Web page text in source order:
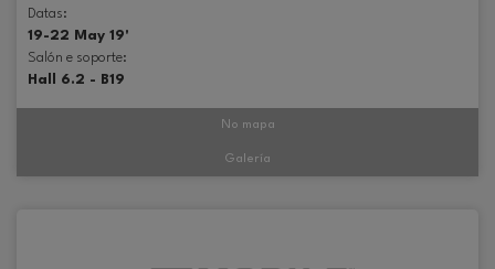
Datas:
19-22 May 19'
Salón e soporte:
Hall 6.2 - B19
No mapa
Galería